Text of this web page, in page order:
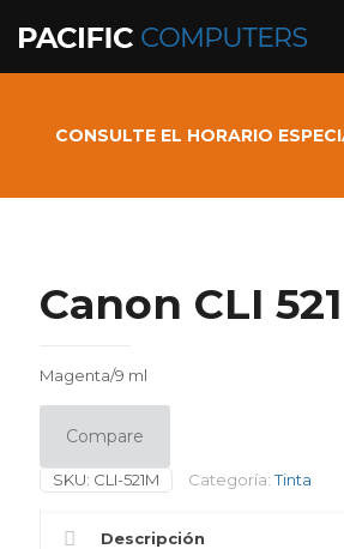
CONSULTE EL HORARIO
Canon CLI
Magenta/9 ml
Compare
SKU: CLI-521M Categoría:Tinta
Descripción